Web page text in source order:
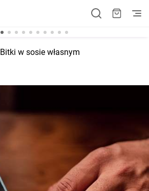
Bitki w sosie własnym